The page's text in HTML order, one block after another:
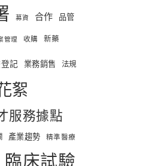
募資 合作 品管
管理 收購 新藥
記 業務銷售 法規
絮
服務據點
產業趨勢 精準醫療
臨床試驗